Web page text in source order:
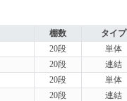
棚数 タイプ
20段 単体
20段 連結
20段 単体
20段 連結